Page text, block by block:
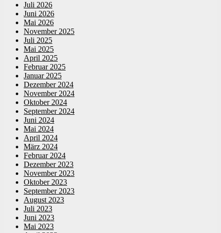
Juli 2026
Juni 2026
Mai 2026
November 2025
Juli 2025
Mai 2025
April 2025
Februar 2025
Januar 2025
Dezember 2024
November 2024
Oktober 2024
September 2024
Juni 2024
Mai 2024
April 2024
März 2024
Februar 2024
Dezember 2023
November 2023
Oktober 2023
September 2023
August 2023
Juli 2023
Juni 2023
Mai 2023